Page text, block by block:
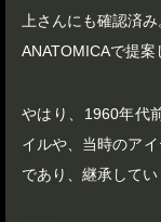
上さんにも確認済み
ANATOMICAで提案
やはり、1960年代
イルや、当時のア
であり、継承してい